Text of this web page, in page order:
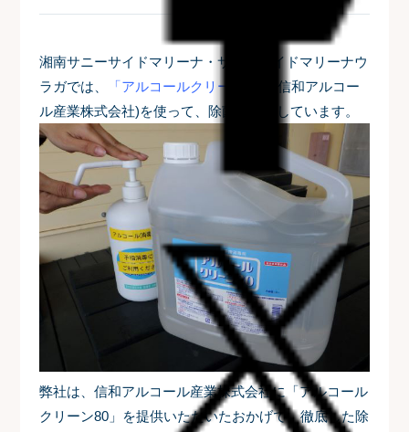
湘南サニーサイドマリーナ・サニーサイドマリーナウ
ラガでは、
「アルコールクリーン80」
(信和アルコー
ル産業株式会社)を使って、除菌対策をしています。
弊社は、信和アルコール産業株式会社に「アルコール
クリーン80」を提供いただいたおかげで、徹底した除